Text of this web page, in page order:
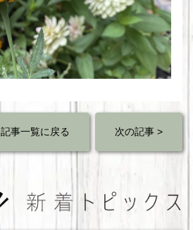
記事一覧に戻る 次の記事 >